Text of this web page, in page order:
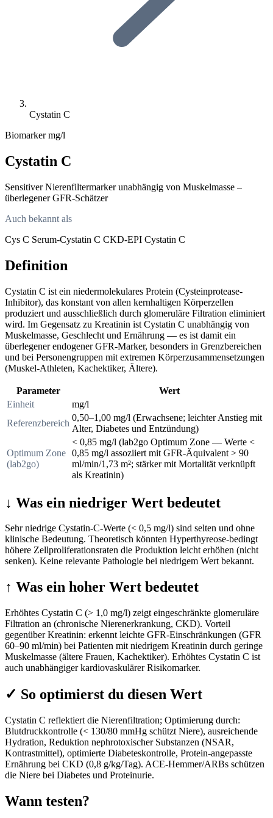
Cystatin C
Biomarkermg/l
Cystatin C
Sensitiver Nierenfiltermarker unabhängig von Muskelmasse –
überlegener GFR-Schätzer
Auch bekannt als
Cys C Serum-Cystatin C CKD-EPI Cystatin C
Definition
Cystatin C ist ein niedermolekulares Protein (Cysteinprotease-
Inhibitor), das konstant von allen kernhaltigen Körperzellen
produziert und ausschließlich durch glomeruläre Filtration eliminiert
wird. Im Gegensatz zu Kreatinin ist Cystatin C unabhängig von
Muskelmasse, Geschlecht und Ernährung — es ist damit ein
überlegener endogener GFR-Marker, besonders in Grenzbereichen
und bei Personengruppen mit extremen Körperzusammensetzungen
(Muskel-Athleten, Kachektiker, Ältere).
Parameter
Wert
Einheit
mg/l
Referenzbereich
0,50–1,00 mg/l (Erwachsene; leichter Anstieg mit
Alter, Diabetes und Entzündung)
Optimum Zone
(lab2go)
< 0,85 mg/l (lab2go Optimum Zone — Werte <
0,85 mg/l assoziiert mit GFR-Äquivalent > 90
ml/min/1,73 m²; stärker mit Mortalität verknüpft
als Kreatinin)
↓ Was ein niedriger Wert bedeutet
Sehr niedrige Cystatin-C-Werte (< 0,5 mg/l) sind selten und ohne
klinische Bedeutung. Theoretisch könnten Hyperthyreose-bedingt
höhere Zellproliferationsraten die Produktion leicht erhöhen (nicht
senken). Keine relevante Pathologie bei niedrigem Wert bekannt.
↑ Was ein hoher Wert bedeutet
Erhöhtes Cystatin C (> 1,0 mg/l) zeigt eingeschränkte glomeruläre
Filtration an (chronische Nierenerkrankung, CKD). Vorteil
gegenüber Kreatinin: erkennt leichte GFR-Einschränkungen (GFR
60–90 ml/min) bei Patienten mit niedrigem Kreatinin durch geringe
Muskelmasse (ältere Frauen, Kachektiker). Erhöhtes Cystatin C ist
auch unabhängiger kardiovaskulärer Risikomarker.
✓ So optimierst du diesen Wert
Cystatin C reflektiert die Nierenfiltration; Optimierung durch:
Blutdruckkontrolle (< 130/80 mmHg schützt Niere), ausreichende
Hydration, Reduktion nephrotoxischer Substanzen (NSAR,
Kontrastmittel), optimierte Diabeteskontrolle, Protein-angepasste
Ernährung bei CKD (0,8 g/kg/Tag). ACE-Hemmer/ARBs schützen
die Niere bei Diabetes und Proteinurie.
Wann testen?